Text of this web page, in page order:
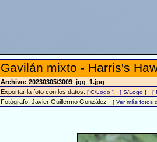
Gavilán mixto - Harris's
Archivo: 20230305/3009_jgg_1.jpg
Exportar la foto con los datos: [ C/Logo ] - [ S/Logo ] - [
Fotógrafo: Javier Guillermo González - [ Ver más fotos